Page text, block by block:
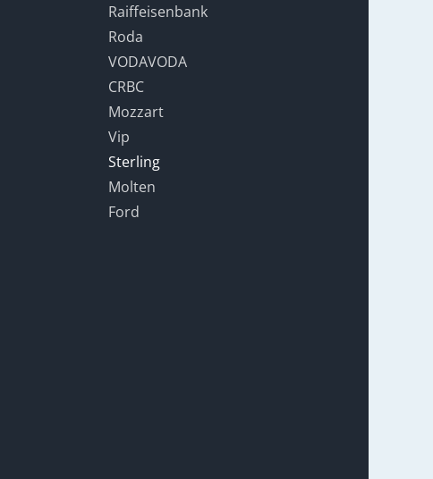
Raiffeisenbank
Roda
VODAVODA
CRBC
Mozzart
Vip
Sterling
Molten
Ford